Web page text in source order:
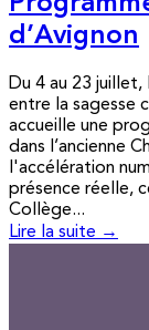
d’Avignon
Du 4 au 23 juillet,
entre la sagesse
accueille une
dans l’ancienne
l'accélération
présence réelle,
Collège...
Lire la suite →